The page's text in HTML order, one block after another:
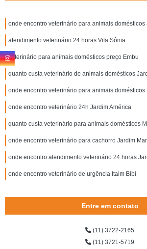
onde encontro veterinário para animais
atendimento veterinário 24 horas Vila Sônia
veterinário para animais domésticos preço Embu
quanto custa veterinário de animais domésticos
onde encontro veterinário para animais domésticos
onde encontro veterinário 24h Jardim América
quanto custa veterinário para animais domésticos
onde encontro veterinário para cachorro Jardim
onde encontro atendimento veterinário 24 horas
onde encontro veterinário de urgência Itaim Bibi
Entre em contato
(11) 3722-2165
(11) 3721-5719